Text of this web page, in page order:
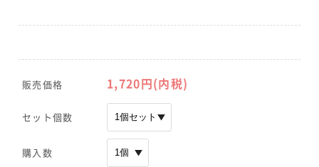
販売価格 1,720円(内税)
セット個数
購入数